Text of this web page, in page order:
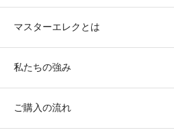
マスターエレクとは
私たちの強み
ご購入の流れ